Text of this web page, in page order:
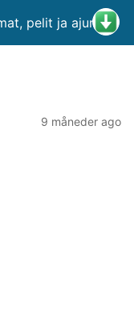
pelit ja ajurit
9 måneder ago